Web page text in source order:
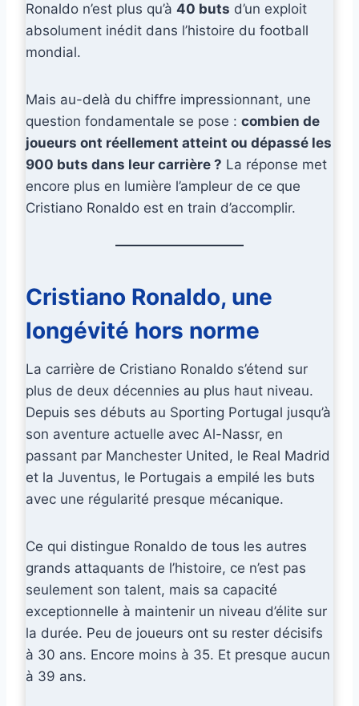
Ronaldo n’est plus qu’à 40 buts d’un exploit
absolument inédit dans l’histoire du football
mondial.
Mais au-delà du chiffre impressionnant, une
question fondamentale se pose : combien de
joueurs ont réellement atteint ou dépassé les
900 buts dans leur carrière ? La réponse met
encore plus en lumière l’ampleur de ce que
Cristiano Ronaldo est en train d’accomplir.
Cristiano Ronaldo, une
longévité hors norme
La carrière de Cristiano Ronaldo s’étend sur
plus de deux décennies au plus haut niveau.
Depuis ses débuts au Sporting Portugal jusqu’à
son aventure actuelle avec Al-Nassr, en
passant par Manchester United, le Real Madrid
et la Juventus, le Portugais a empilé les buts
avec une régularité presque mécanique.
Ce qui distingue Ronaldo de tous les autres
grands attaquants de l’histoire, ce n’est pas
seulement son talent, mais sa capacité
exceptionnelle à maintenir un niveau d’élite sur
la durée. Peu de joueurs ont su rester décisifs
à 30 ans. Encore moins à 35. Et presque aucun
à 39 ans.